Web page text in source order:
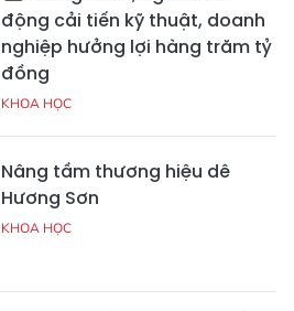
động cải tiến kỹ thuật, doanh
nghiệp hưởng lợi hàng trăm tỷ
đồng
KHOA HỌC
Nâng tầm thương hiệu dê
Hương Sơn
KHOA HỌC